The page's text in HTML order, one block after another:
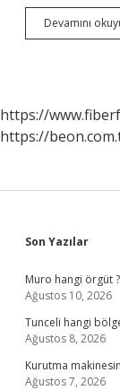
Devamını
https://
https://
Son Yazılar
Muro hangi örgüt ?
Ağustos 10, 2026
Tunceli hangi
Ağustos 8, 2026
Kurutma
Ağustos 7, 2026